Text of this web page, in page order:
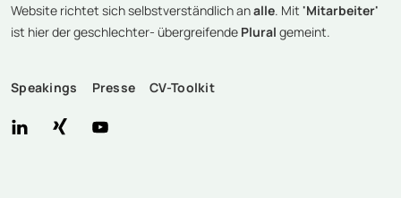
Website richtet sich selbstverständlich analle. Mit 'Mitarbeiter'
ist hier der geschlechter- übergreifende Plural gemeint.
Speakings Presse CV-Toolkit